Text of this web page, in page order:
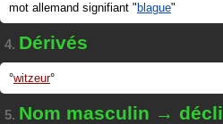
mot allemand signifiant " blague"
4. Dérivés
witzeur
5. Nom masculin →